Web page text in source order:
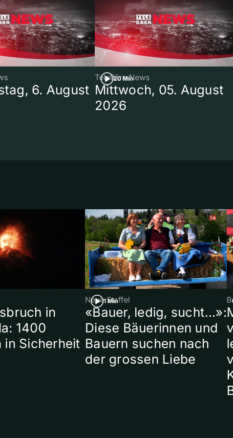
6. August
20 Min
TeleBärn News
Mittwoch, 05. August
2026
in
1400
in Sicherheit
1 Min
Neue Staffel
«Bauer, ledig, sucht…»:
Diese Bäuerinnen und
Bauern suchen nach
der grossen Liebe